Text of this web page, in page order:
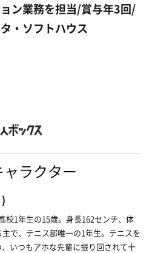
ン業務を担当/賞与年3回/
・ソフトハウス
ラクター
校1年生の15歳。身長162センチ、体
で、テニス部唯一の1年生。テニスを
いつもアホな先輩に振り回されて十